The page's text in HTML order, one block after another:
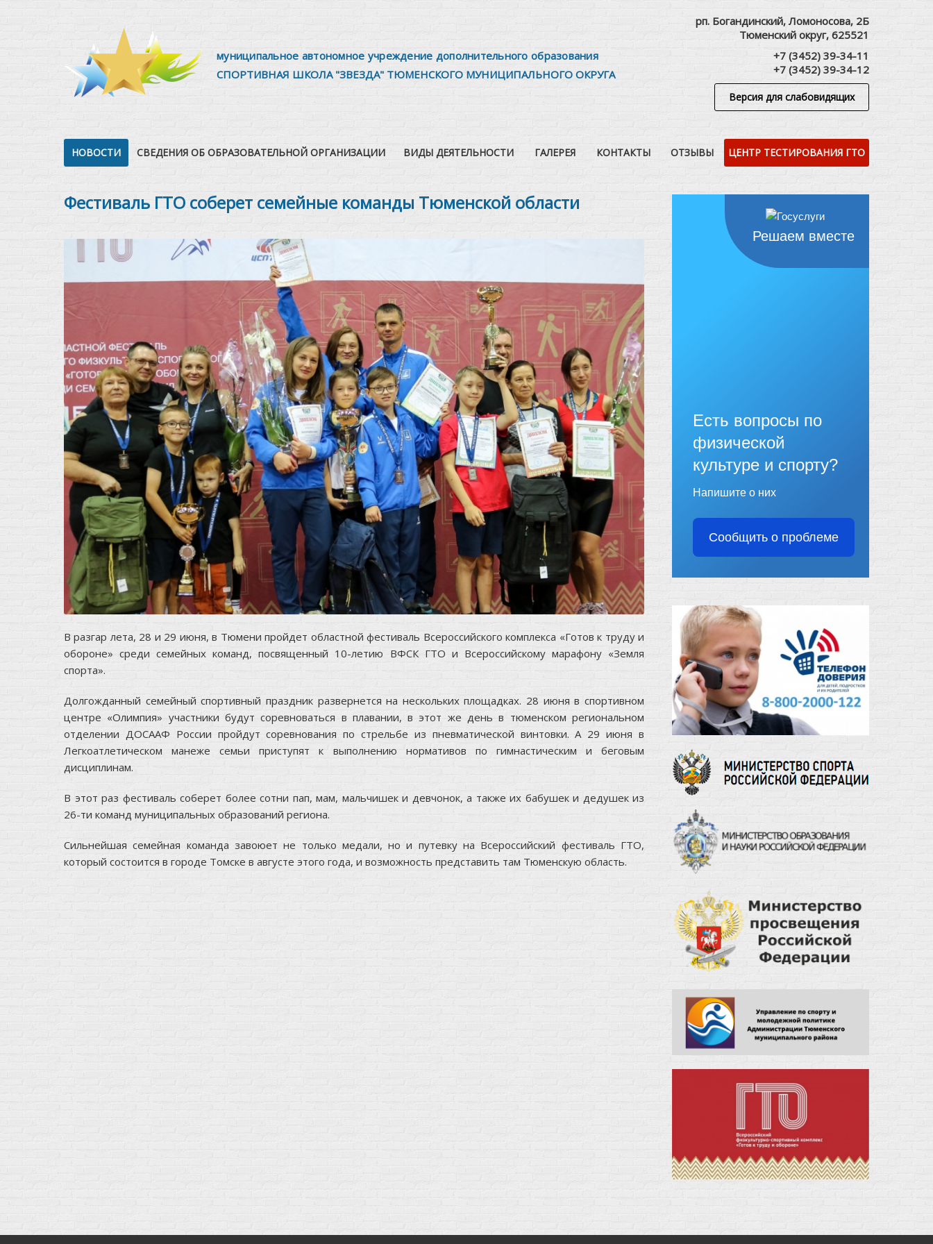
муниципальное автономное учреждение дополнительного образования
СПОРТИВНАЯ ШКОЛА "ЗВЕЗДА" ТЮМЕНСКОГО МУНИЦИПАЛЬНОГО ОКРУГА
рп. Богандинский, Ломоносова, 2Б
Тюменский округ, 625521
+7 (3452) 39-34-11
+7 (3452) 39-34-12
Версия для слабовидящих
НОВОСТИ СВЕДЕНИЯ ОБ ОБРАЗОВАТЕЛЬНОЙ ОРГАНИЗАЦИИ ВИДЫ ДЕЯТЕЛЬНОСТИ ГАЛЕРЕЯ КОНТАКТЫ ОТЗЫВЫ ЦЕНТР ТЕСТИРОВАНИЯ ГТО
Фестиваль ГТО соберет семейные команды Тюменской области
В разгар лета, 28 и 29 июня, в Тюмени пройдет областной фестиваль Всероссийского комплекса «Готов к труду и
обороне» среди семейных команд, посвященный 10-летию ВФСК ГТО и Всероссийскому марафону «Земля
спорта».
Долгожданный семейный спортивный праздник развернется на нескольких площадках. 28 июня в спортивном
центре «Олимпия» участники будут соревноваться в плавании, в этот же день в тюменском региональном
отделении ДОСААФ России пройдут соревнования по стрельбе из пневматической винтовки. А 29 июня в
Легкоатлетическом манеже семьи приступят к выполнению нормативов по гимнастическим и беговым
дисциплинам.
В этот раз фестиваль соберет более сотни пап, мам, мальчишек и девчонок, а также их бабушек и дедушек из
26-ти команд муниципальных образований региона.
Сильнейшая семейная команда завоюет не только медали, но и путевку на Всероссийский фестиваль ГТО,
который состоится в городе Томске в августе этого года, и возможность представить там Тюменскую область.
Решаем вместе
Есть вопросы по
физической
культуре и спорту?
Напишите о них
Сообщить о проблеме